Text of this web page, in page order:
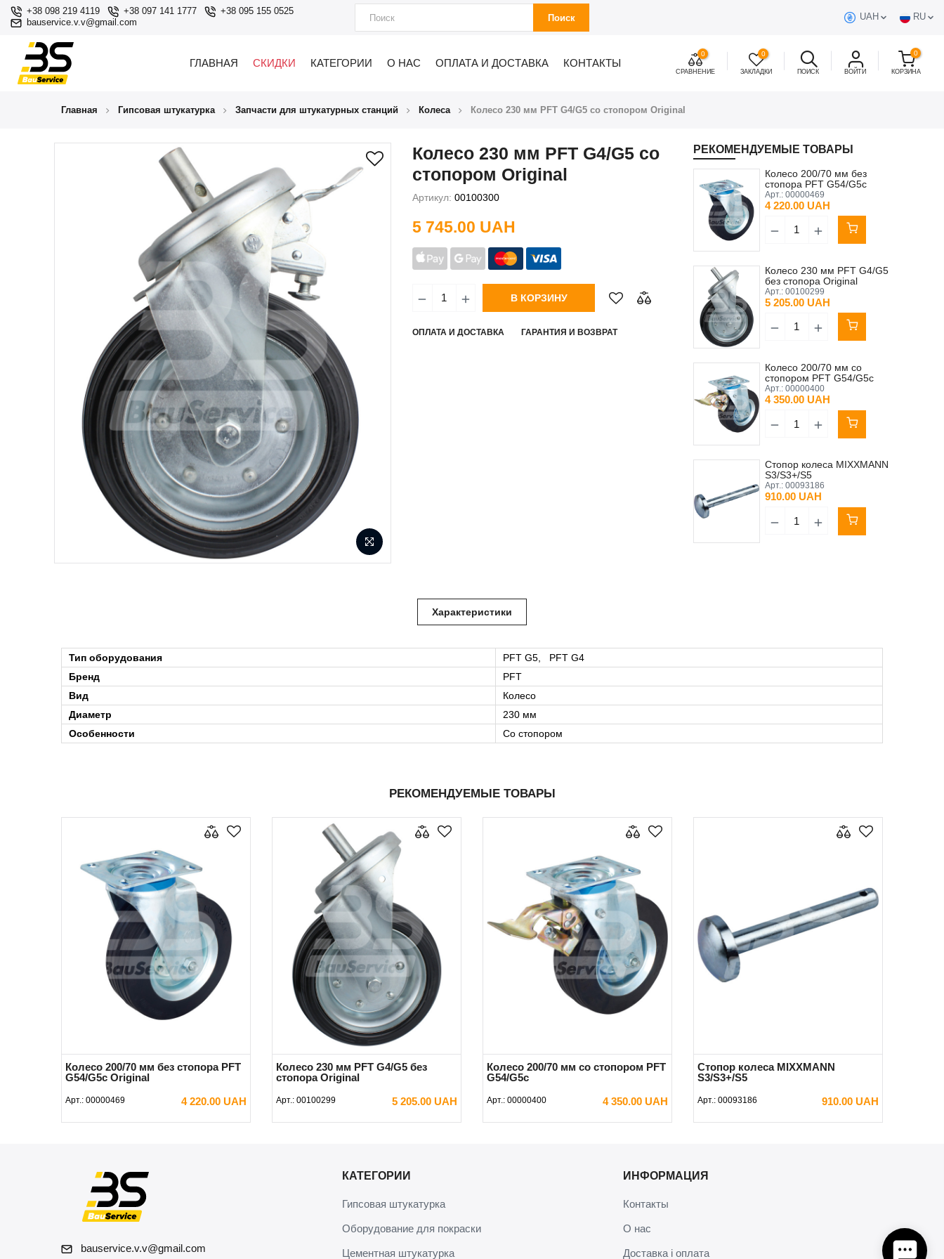
+38 098 219 4119 +38 097 141 1777
+38 095 155 0525
bauservice.v.v@gmail.com
Поиск UAH RU
ГЛАВНАЯ СКИДКИ КАТЕГОРИИ О НАС ОПЛАТА И ДОСТАВКА КОНТАКТЫ
0
СРАВНЕНИЕ
0
ЗАКЛАДКИ ПОИСК ВОЙТИ
0
КОРЗИНА
Главная Гипсовая штукатурка Запчасти для штукатурных станций Колеса Колесо 230 мм PFT G4/G5 cо стопором Original
Колесо 230 мм PFT G4/G5 cо
стопором Original
Артикул: 00100300
5 745.00 UAH
В КОРЗИНУ
ОПЛАТА И ДОСТАВКА ГАРАНТИЯ И ВОЗВРАТ
РЕКОМЕНДУЕМЫЕ ТОВАРЫ
Колесо 200/70 мм без
стопора PFT G54/G5c
Original
Арт.: 00000469
4 220.00 UAH
Колесо 230 мм PFT G4/G5
без стопора Original
Арт.: 00100299
5 205.00 UAH
Колесо 200/70 мм со
стопором PFT G54/G5c
Арт.: 00000400
4 350.00 UAH
Стопор колеса МIXXMANN
S3/S3+/S5
Арт.: 00093186
910.00 UAH
Характеристики
Тип оборудования
PFT G5, PFT G4
Бренд
PFT
Вид
Колесо
Диаметр
230 мм
Особенности
Со стопором
РЕКОМЕНДУЕМЫЕ ТОВАРЫ
Колесо 200/70 мм без стопора PFT
G54/G5c Original
Арт.: 00000469 4 220.00 UAH
В КОРЗИНУ
Колесо 230 мм PFT G4/G5 без
стопора Original
Арт.: 00100299 5 205.00 UAH
В КОРЗИНУ
Колесо 200/70 мм со стопором PFT
G54/G5c
Арт.: 00000400 4 350.00 UAH
В КОРЗИНУ
Стопор колеса МIXXMANN
S3/S3+/S5
Арт.: 00093186 910.00 UAH
В КОРЗИНУ
bauservice.v.v@gmail.com
КАТЕГОРИИ
Гипсовая штукатурка
Оборудование для покраски
Цементная штукатурка
ИНФОРМАЦИЯ
Контакты
О нас
Доставка і оплата